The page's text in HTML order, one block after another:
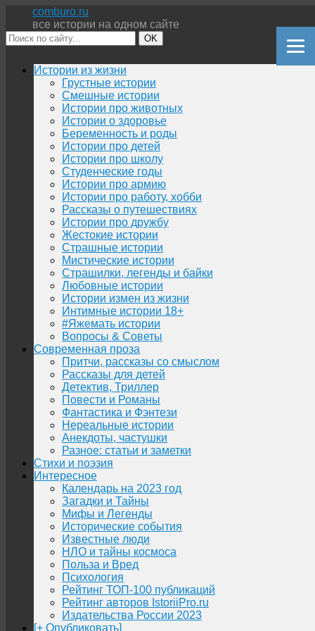
comburo.ru
все истории на одном сайте
OK
Перейти
содержимому
Истории из жизни
Грустные истории
Смешные истории
Истории про животных
Истории о здоровье
Беременность и роды
Истории про детей
Истории про школу
Студенческие годы
Истории про армию
Истории про работу, хобби
Рассказы о путешествиях
Истории про дружбу
Жестокие истории
Страшные истории
Мистические истории
Страшилки, легенды и байки
Любовные истории
Истории измен из жизни
Интимные истории 18+
#Яжемать истории
Вопросы & Советы
Современная проза
Притчи, рассказы со смыслом
Рассказы для детей
Детектив, Триллер
Повести и Романы
Фантастика и Фэнтези
Нереальные истории
Анекдоты, частушки
Разное: статьи и заметки
Стихи и поэзия
Интересное
Календарь на 2023 год
Загадки и Тайны
Мифы и Легенды
Исторические события
Известные люди
НЛО и тайны космоса
Польза и Вред
Психология
Рейтинг ТОП-100 публикаций
Рейтинг авторов IstoriiPro.ru
Издательства России 2023
[+ Опубликовать]